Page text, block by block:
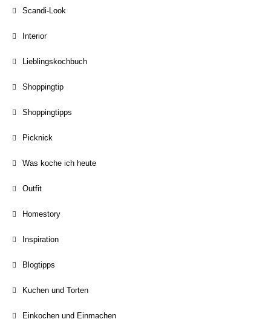
Scandi-Look
Interior
Lieblingskochbuch
Shoppingtip
Shoppingtipps
Picknick
Was koche ich heute
Outfit
Homestory
Inspiration
Blogtipps
Kuchen und Torten
Einkochen und Einmachen